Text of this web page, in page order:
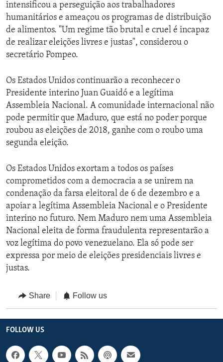
intensificou a perseguição aos trabalhadores
humanitários e ameaçou os programas de distribuição
de alimentos. "Um regime tão brutal e cruel é incapaz
de realizar eleições livres e justas", considerou o
secretário Pompeo.
Os Estados Unidos continuarão a reconhecer o
Presidente interino Juan Guaidó e a legítima
Assembleia Nacional. A comunidade internacional não
pode permitir que Maduro, que está no poder porque
roubou as eleições de 2018, ganhe com o roubo uma
segunda eleição.
Os Estados Unidos exortam a todos os países
comprometidos com a democracia a se unirem na
condenação da farsa eleitoral de 6 de dezembro e a
apoiar a legítima Assembleia Nacional e o Presidente
interino no futuro. Nem Maduro nem uma Assembleia
Nacional eleita de forma fraudulenta representarão a
voz legítima do povo venezuelano. Ela só pode ser
expressa por meio de eleições presidenciais livres e
justas.
Share Follow us
FOLLOW US